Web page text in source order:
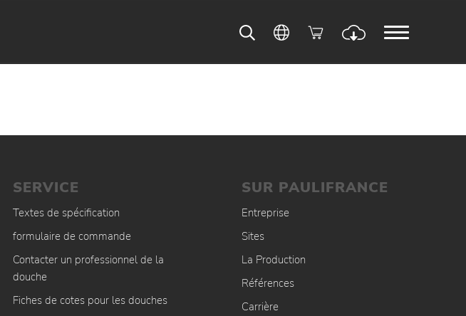
SERVICE
Textes de spécification
formulaire de commande
Contacter un professionnel de la
douche
Fiches de cotes pour les douches
SUR PAULIFRANCE
Entreprise
Sites
La Production
Références
Carrière